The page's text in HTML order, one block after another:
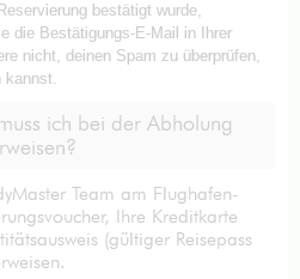
bestätigt wurde,
die Bestätigungs-E-Mail in Ihrer
nicht, deinen Spam zu überprüfen,
kannst.
ich bei der Abholung
Team am Flughafen-
Ihre Kreditkarte
(gültiger Reisepass